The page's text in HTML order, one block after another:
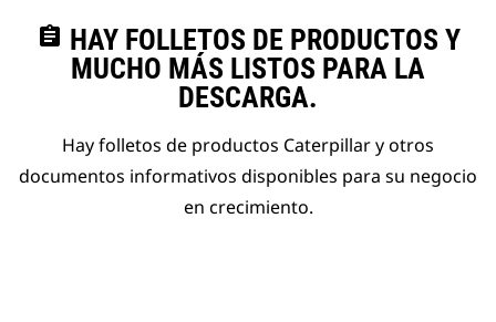
assignment HAY FOLLETOS DE PRODUCTOS Y
MUCHO MÁS LISTOS PARA LA
DESCARGA.
Hay folletos de productos Caterpillar y otros
documentos informativos disponibles para su negocio
en crecimiento.